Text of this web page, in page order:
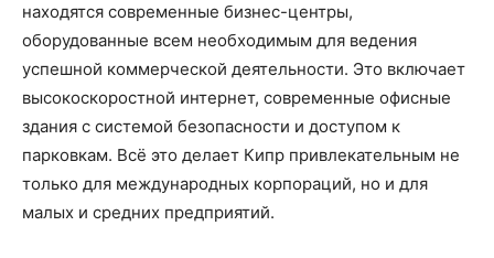
находятся современные бизнес-центры,
оборудованные всем необходимым для ведения
успешной коммерческой деятельности. Это включает
высокоскоростной интернет, современные офисные
здания с системой безопасности и доступом к
парковкам. Всё это делает Кипр привлекательным не
только для международных корпораций, но и для
малых и средних предприятий.